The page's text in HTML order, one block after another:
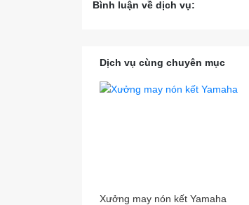
Bình luận về dịch vụ:
Dịch vụ cùng chuyên mục
Xưởng may nón kết Yamaha